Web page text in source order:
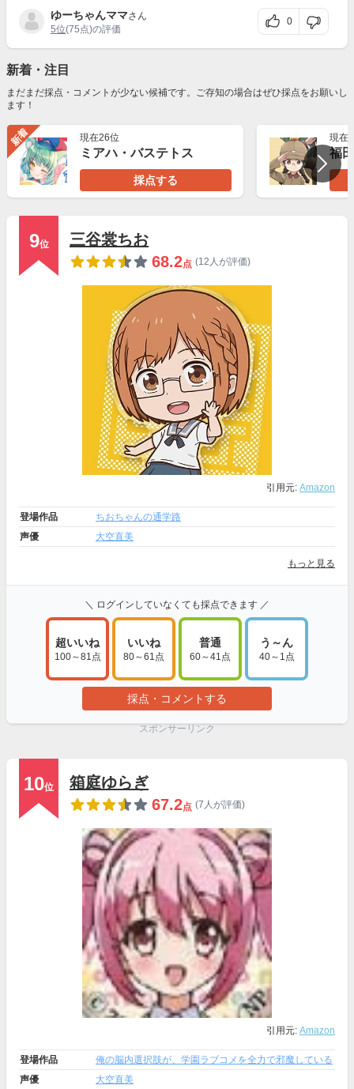
ゆーちゃんママさん
5位(75点)の評価
0
新着・注目
まだまだ採点・コメントが少ない候補です。ご存知の場合はぜひ採点をお願いし
ます！
新着 現在26位
ミアハ・バステトス
採点する
現在
9位
三谷裳ちお
68.2点 (12人が評価)
引用元: Amazon
登場作品
ちおちゃんの通学路
声優
大空直美
もっと見る
＼ ログインしていなくても採点できます ／
超いいね
100～81点
いいね
80～61点
普通
60～41点
う～ん
40～1点
採点・コメントする
スポンサーリンク
10位
箱庭ゆらぎ
67.2点 (7人が評価)
引用元: Amazon
登場作品
俺の脳内選択肢が、学園ラブコメを全力で邪魔している
声優
大空直美